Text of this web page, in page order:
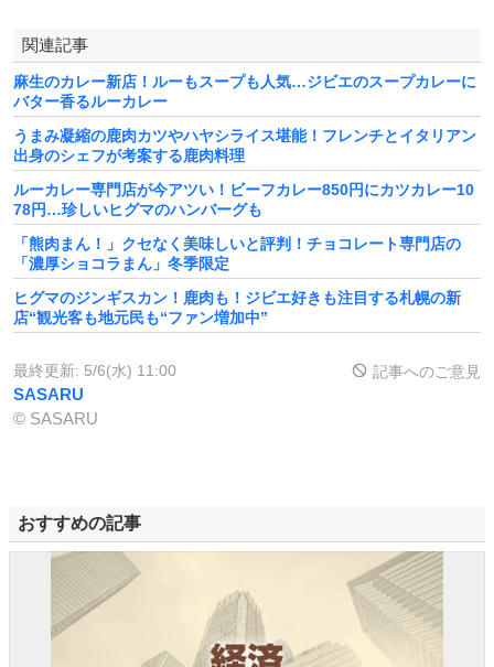
関連記事
麻生のカレー新店！ルーもスープも人気…ジビエのスープカレーに
バター香るルーカレー
うまみ凝縮の鹿肉カツやハヤシライス堪能！フレンチとイタリアン
出身のシェフが考案する鹿肉料理
ルーカレー専門店が今アツい！ビーフカレー850円にカツカレー10
78円…珍しいヒグマのハンバーグも
「熊肉まん！」クセなく美味しいと評判！チョコレート専門店の
「濃厚ショコラまん」冬季限定
ヒグマのジンギスカン！鹿肉も！ジビエ好きも注目する札幌の新
店“観光客も地元民も“ファン増加中”
最終更新: 5/6(水) 11:00 記事へのご意見
SASARU
© SASARU
おすすめの記事